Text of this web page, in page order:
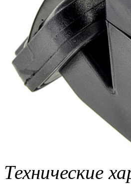
Технические